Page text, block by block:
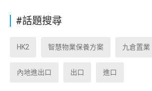
#話題搜尋
HK2 智慧物業保養方案 九倉置業
內地進出口 出口 進口